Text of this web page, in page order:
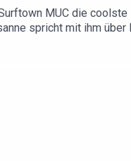
MUC die coolste
spricht mit ihm über